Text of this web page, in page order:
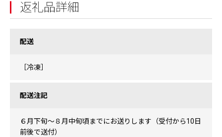
返礼品詳細
配送
［冷凍］
配送注記
６月下旬〜８月中旬頃までにお送りします（受付から10日
前後で送付）